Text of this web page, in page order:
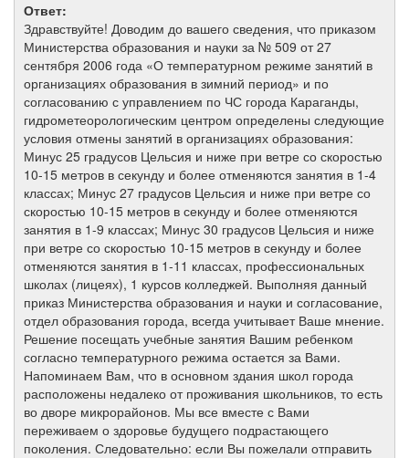
Ответ:
Здравствуйте! Доводим до вашего сведения, что приказом
Министерства образования и науки за № 509 от 27
сентября 2006 года «О температурном режиме занятий в
организациях образования в зимний период» и по
согласованию с управлением по ЧС города Караганды,
гидрометеорологическим центром определены следующие
условия отмены занятий в организациях образования:
Минус 25 градусов Цельсия и ниже при ветре со скоростью
10-15 метров в секунду и более отменяются занятия в 1-4
классах; Минус 27 градусов Цельсия и ниже при ветре со
скоростью 10-15 метров в секунду и более отменяются
занятия в 1-9 классах; Минус 30 градусов Цельсия и ниже
при ветре со скоростью 10-15 метров в секунду и более
отменяются занятия в 1-11 классах, профессиональных
школах (лицеях), 1 курсов колледжей. Выполняя данный
приказ Министерства образования и науки и согласование,
отдел образования города, всегда учитывает Ваше мнение.
Решение посещать учебные занятия Вашим ребенком
согласно температурного режима остается за Вами.
Напоминаем Вам, что в основном здания школ города
расположены недалеко от проживания школьников, то есть
во дворе микрорайонов. Мы все вместе с Вами
переживаем о здоровье будущего подрастающего
поколения. Следовательно: если Вы пожелали отправить